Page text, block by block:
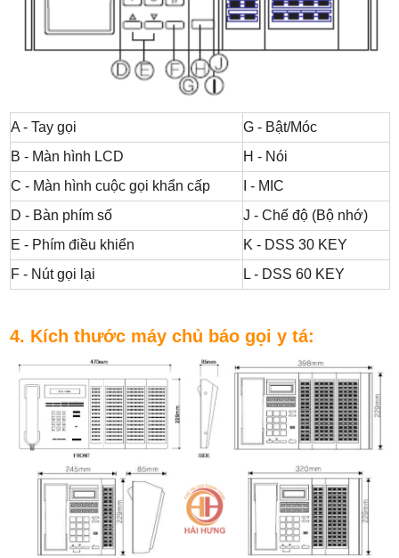
A - Tay gọi
G - Bật/Móc
B - Màn hình LCD
H - Nói
C - Màn hình cuộc gọi khẩn cấp
I - MIC
D - Bàn phím số
J - Chế độ (Bộ nhớ)
E - Phím điều khiển
K - DSS 30 KEY
F - Nút gọi lại
L - DSS 60 KEY
4. Kích thước máy chủ báo gọi y tá: